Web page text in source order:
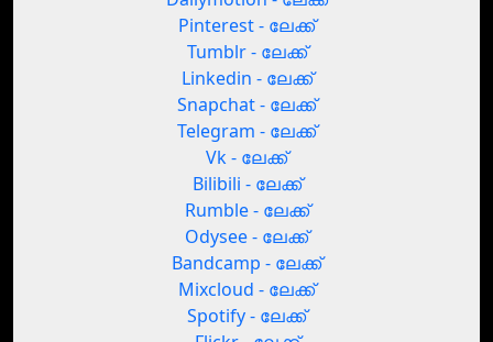
Pinterest - ലേക്ക്
Tumblr - ലേക്ക്
Linkedin - ലേക്ക്
Snapchat - ലേക്ക്
Telegram - ലേക്ക്
Vk - ലേക്ക്
Bilibili - ലേക്ക്
Rumble - ലേക്ക്
Odysee - ലേക്ക്
Bandcamp - ലേക്ക്
Mixcloud - ലേക്ക്
Spotify - ലേക്ക്